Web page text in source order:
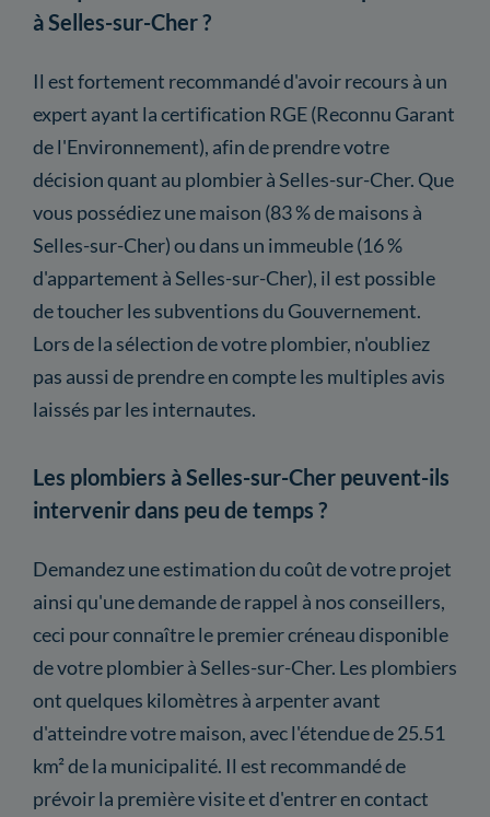
à Selles-sur-Cher ?
Il est fortement recommandé d'avoir recours à un
expert ayant la certification RGE (Reconnu Garant
de l'Environnement), afin de prendre votre
décision quant au plombier à Selles-sur-Cher. Que
vous possédiez une maison (83 % de maisons à
Selles-sur-Cher) ou dans un immeuble (16 %
d'appartement à Selles-sur-Cher), il est possible
de toucher les subventions du Gouvernement.
Lors de la sélection de votre plombier, n'oubliez
pas aussi de prendre en compte les multiples avis
laissés par les internautes.
Les plombiers à Selles-sur-Cher peuvent-ils
intervenir dans peu de temps ?
Demandez une estimation du coût de votre projet
ainsi qu'une demande de rappel à nos conseillers,
ceci pour connaître le premier créneau disponible
de votre plombier à Selles-sur-Cher. Les plombiers
ont quelques kilomètres à arpenter avant
d'atteindre votre maison, avec l'étendue de 25.51
km² de la municipalité. Il est recommandé de
prévoir la première visite et d'entrer en contact